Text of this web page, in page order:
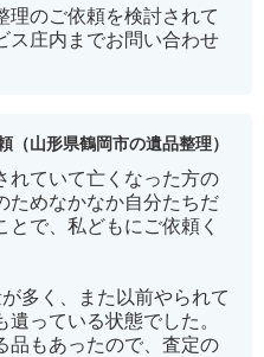
理のご依頼を検討されて
ス庄内までお問い合わせ
（山形県鶴岡市の遺品整理）
れていて亡くなった方の
ためなかなか自分たちだ
で、私どもにご依頼く
多く、また以前やられて
っている状態でした。
品もあったので、査定の